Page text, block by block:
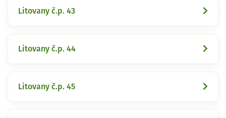
Litovany č.p. 43
Litovany č.p. 44
Litovany č.p. 45